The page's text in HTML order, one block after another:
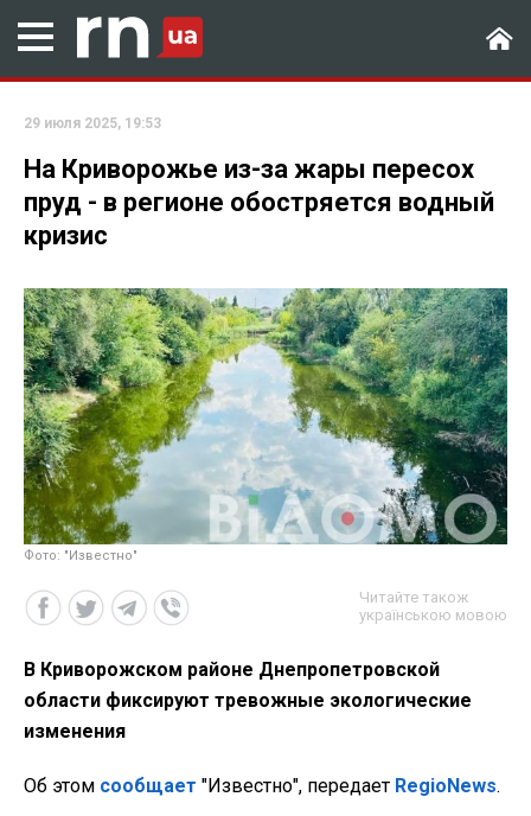
29 июля 2025, 19:53
На Криворожье из-за жары пересох
пруд - в регионе обостряется водный
кризис
Фото: "Известно"
Читайте також
українською мовою
В Криворожском районе Днепропетровской
области фиксируют тревожные экологические
изменения
Об этом сообщает "Известно", передает RegioNews.